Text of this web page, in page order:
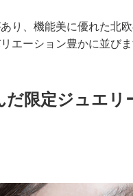
り、機能美に優れた北欧
エーション豊かに並びま
だ限定ジュエリ